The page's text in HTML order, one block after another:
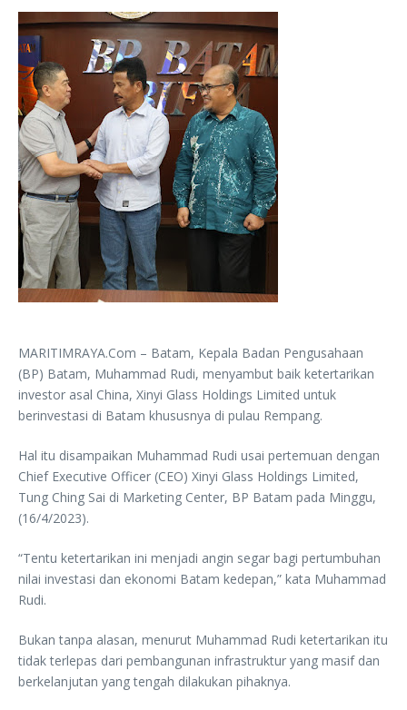
MARITIMRAYA.Com – Batam, Kepala Badan Pengusahaan
(BP) Batam, Muhammad Rudi, menyambut baik ketertarikan
investor asal China, Xinyi Glass Holdings Limited untuk
berinvestasi di Batam khususnya di pulau Rempang.
Hal itu disampaikan Muhammad Rudi usai pertemuan dengan
Chief Executive Officer (CEO) Xinyi Glass Holdings Limited,
Tung Ching Sai di Marketing Center, BP Batam pada Minggu,
(16/4/2023).
“Tentu ketertarikan ini menjadi angin segar bagi pertumbuhan
nilai investasi dan ekonomi Batam kedepan,” kata Muhammad
Rudi.
Bukan tanpa alasan, menurut Muhammad Rudi ketertarikan itu
tidak terlepas dari pembangunan infrastruktur yang masif dan
berkelanjutan yang tengah dilakukan pihaknya.